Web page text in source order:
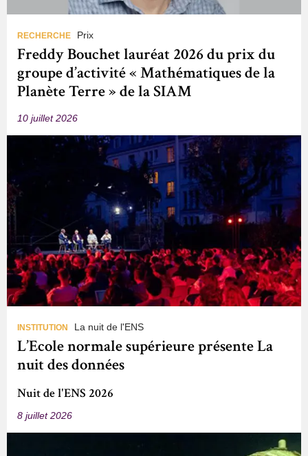
RECHERCHE Prix
Freddy Bouchet lauréat 2026 du prix du
groupe d’activité « Mathématiques de la
Planète Terre » de la SIAM
10 juillet 2026
INSTITUTION La nuit de l'ENS
L’Ecole normale supérieure présente La
nuit des données
Nuit de l'ENS 2026
8 juillet 2026